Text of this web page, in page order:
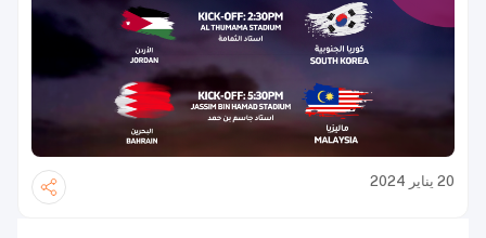
20 يناير 2024